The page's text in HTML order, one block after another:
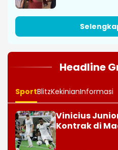
Headline
SportBlitzKekinianInformasi
Vinicius
Kontrak di